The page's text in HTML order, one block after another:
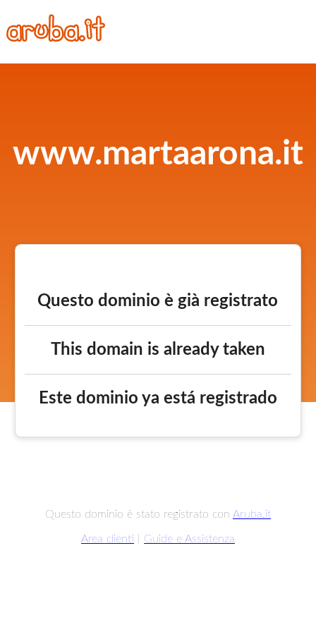
www.martaarona.it
Questo dominio è già registrato
This domain is already taken
Este dominio ya está registrado
Questo dominio è stato registrato con Aruba.it
Area clienti Guide e Assistenza